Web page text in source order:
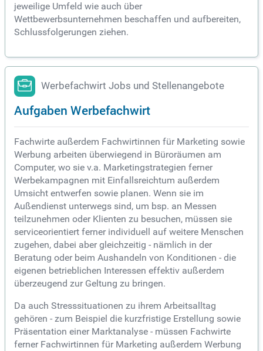
jeweilige Umfeld wie auch über
Wettbewerbsunternehmen beschaffen und aufbereiten,
Schlussfolgerungen ziehen.
Werbefachwirt Jobs und Stellenangebote
Aufgaben Werbefachwirt
Fachwirte außerdem Fachwirtinnen für Marketing sowie
Werbung arbeiten überwiegend in Büroräumen am
Computer, wo sie v.a. Marketingstrategien ferner
Werbekampagnen mit Einfallsreichtum außerdem
Umsicht entwerfen sowie planen. Wenn sie im
Außendienst unterwegs sind, um bsp. an Messen
teilzunehmen oder Klienten zu besuchen, müssen sie
serviceorientiert ferner individuell auf weitere Menschen
zugehen, dabei aber gleichzeitig - nämlich in der
Beratung oder beim Aushandeln von Konditionen - die
eigenen betrieblichen Interessen effektiv außerdem
überzeugend zur Geltung zu bringen.
Da auch Stresssituationen zu ihrem Arbeitsalltag
gehören - zum Beispiel die kurzfristige Erstellung sowie
Präsentation einer Marktanalyse - müssen Fachwirte
ferner Fachwirtinnen für Marketing außerdem Werbung